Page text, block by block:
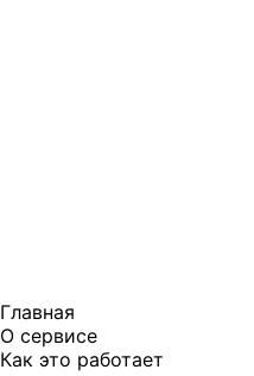
Главная
О сервисе
Как это работает